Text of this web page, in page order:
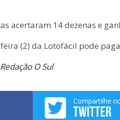
acertaram 14 dezenas e
(2) da Lotofácil pode
O Sul
Compartilhe
TWITTER